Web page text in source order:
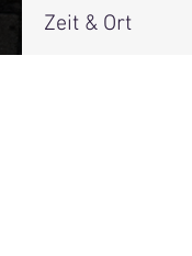
Zeit & Ort